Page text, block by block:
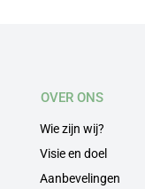
OVER ONS
Wie zijn wij?
Visie en doel
Aanbevelingen